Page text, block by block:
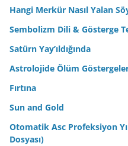
Hangi Merkür Nasıl Yalan
Sembolizm Dili & Gösterge
Satürn Yay’ıldığında
Astrolojide Ölüm
Fırtına
Sun and Gold
Otomatik Asc Profeksiyon
Dosyası)